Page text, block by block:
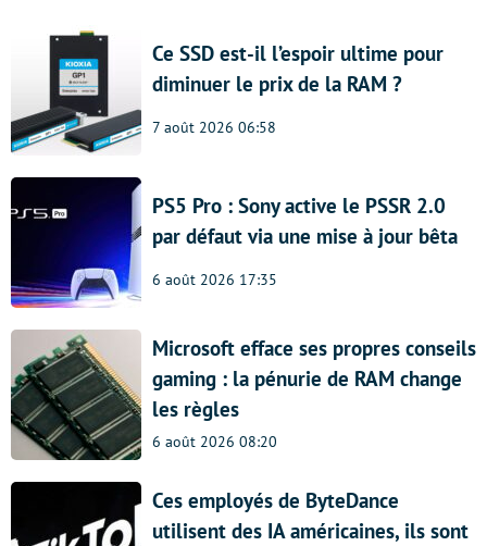
Ce SSD est-il l’espoir ultime pour
diminuer le prix de la RAM ?
7 août 2026 06:58
PS5 Pro : Sony active le PSSR 2.0
par défaut via une mise à jour bêta
6 août 2026 17:35
Microsoft efface ses propres conseils
gaming : la pénurie de RAM change
les règles
6 août 2026 08:20
Ces employés de ByteDance
utilisent des IA américaines, ils sont